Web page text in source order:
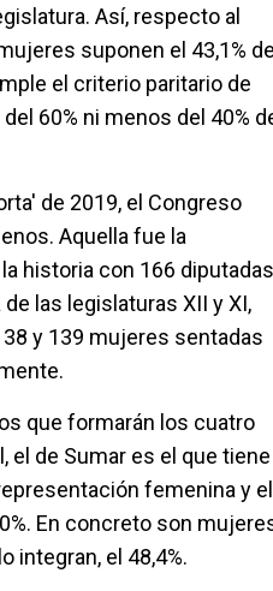
Así, respecto al
suponen el 43,1% de
el criterio paritario de
60% ni menos del 40%
de 2019, el Congreso
Aquella fue la
historia con 166
las legislaturas XII y XI,
y 139 mujeres sentadas
que formarán los cuatro
el de Sumar es el que tiene
femenina y el
En concreto son
integran, el 48,4%.